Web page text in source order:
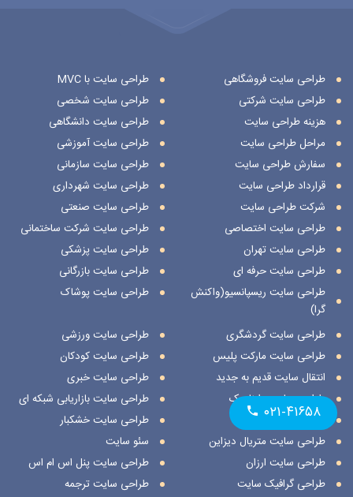
طراحی سایت فروشگاهی
طراحی سایت شرکتی
هزینه طراحی سایت
مراحل طراحی سایت
سفارش طراحی سایت
قرارداد طراحی سایت
شرکت طراحی سایت
طراحی سایت اختصاصی
طراحی سایت تهران
طراحی سایت حرفه ای
طراحی سایت ریسپانسیو(واکنش
گرا)
طراحی سایت با MVC
طراحی سایت شخصی
طراحی سایت دانشگاهی
طراحی سایت آموزشی
طراحی سایت سازمانی
طراحی سایت شهرداری
طراحی سایت صنعتی
طراحی سایت شرکت ساختمانی
طراحی سایت پزشکی
طراحی سایت بازرگانی
طراحی سایت پوشاک
طراحی سایت گردشگری
طراحی سایت مارکت پلیس
انتقال سایت قدیم به جدید
طراحی سایت داینامیک
طراحی سایت استاتیک
طراحی سایت متریال دیزاین
طراحی سایت ارزان
طراحی گرافیک سایت
طراحی سایت ورزشی
طراحی سایت کودکان
طراحی سایت خبری
طراحی سایت بازاریابی شبکه ای
طراحی سایت خشکبار
سئو سایت
طراحی سایت پنل اس ام اس
طراحی سایت ترجمه
۰۲۱-۴۱۶۵۸